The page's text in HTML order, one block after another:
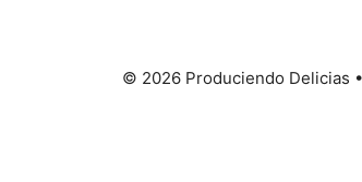
© 2026 Produciendo Delicias